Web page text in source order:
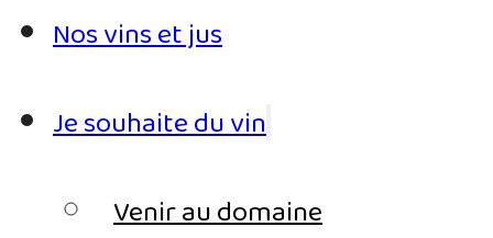
Nos vins et jus
Je souhaite du vin
Venir au domaine